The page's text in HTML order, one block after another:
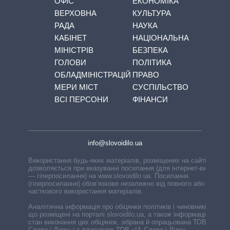
ВЕРХОВНА
РАДА
КАБІНЕТ
МІНІСТРІВ
ГОЛОВИ
ОБЛАДМІНІСТРАЦІЙ
МЕРИ МІСТ
ВСІ ПЕРСОНИ
КУЛЬТУРА
НАУКА
НАЦІОНАЛЬНА
БЕЗПЕКА
ПОЛІТИКА
ПРАВО
СУСПІЛЬСТВО
ФІНАНСИ
info@slovoidilo.ua
Використання будь-яких матеріалів, розміщених на сайті,
дозволяється при вказуванні посилання (для інтернет-видань
— гіперпосилання) на www.slovoidilo.ua. Посилання
(гіперпосилання) обов’язкове незалежно від повного або
часткового використання матеріалів.
Аналітична інформація про обіцянки політиків і чиновників,
що розміщені на порталі slovoidilo.ua, а також інформація про
стан виконання цих обіцянок, зібрана й опрацьована ТОВ «ІА